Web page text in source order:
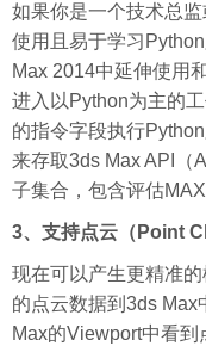
如果你是一个技术总
使用且易于学习
Max 2014中延伸使用
进入以Python为主的
的指令字段执行
来存取3ds Max API（
子集合，包含评估
3、支持点云（Point
现在可以产生更精准
的点云数据到3ds
Max的Viewport中看